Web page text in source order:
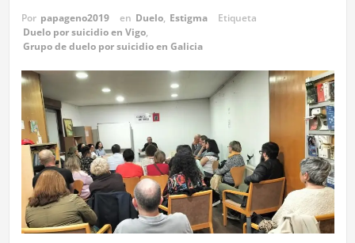
Por papageno2019 en Duelo, Estigma
Etiqueta
Duelo por suicidio en Vigo,
Grupo de duelo por suicidio en Galicia